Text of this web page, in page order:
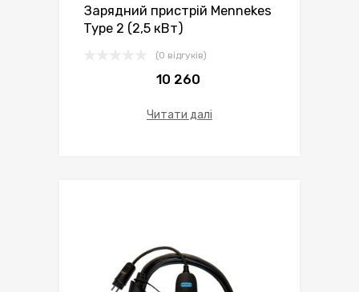
Зарядний пристрій Mennekes
Type 2 (2,5 кВт)
(0 відгуків)
10 260
Читати далі